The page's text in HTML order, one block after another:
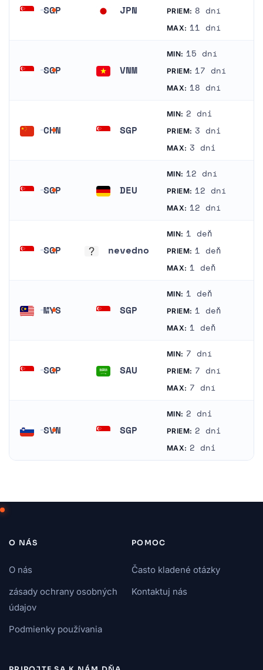
SGP JPN PRIEM: 8 dní
MAX: 11 dní
SGP VNM
MIN: 15 dní
PRIEM: 17 dní
MAX: 18 dní
CHN SGP
MIN: 2 dni
PRIEM: 3 dni
MAX: 3 dni
SGP DEU
MIN: 12 dní
PRIEM: 12 dní
MAX: 12 dní
SGP nevedno
MIN: 1 deň
PRIEM: 1 deň
MAX: 1 deň
MYS SGP
MIN: 1 deň
PRIEM: 1 deň
MAX: 1 deň
SGP SAU
MIN: 7 dní
PRIEM: 7 dní
MAX: 7 dní
SVN SGP
MIN: 2 dni
PRIEM: 2 dni
MAX: 2 dni
O NÁS
O nás
zásady ochrany osobných
údajov
Podmienky používania
POMOC
Často kladené otázky
Kontaktuj nás